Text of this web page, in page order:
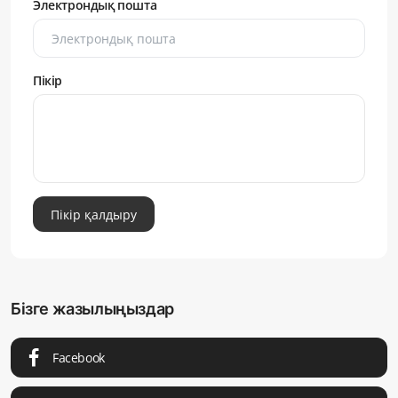
Электрондық пошта
Пікір
Пікір қалдыру
Бізге жазылыңыздар
Facebook